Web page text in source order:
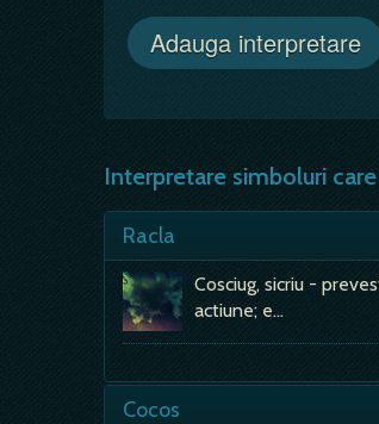
Interpretare simboluri
Racla
Cosciug, sicriu -
actiune; e…
Cocos